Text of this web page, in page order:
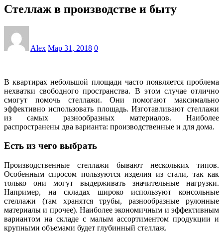
Стеллаж в производстве и быту
Alex Мар 31, 2018 0
В квартирах небольшой площади часто появляется проблема
нехватки свободного пространства. В этом случае отлично
смогут помочь стеллажи. Они помогают максимально
эффективно использовать площадь. Изготавливают стеллажи
из самых разнообразных материалов. Наиболее
распространены два варианта: производственные и для дома.
Есть из чего выбрать
Производственные стеллажи бывают нескольких типов.
Особенным спросом пользуются изделия из стали, так как
только они могут выдерживать значительные нагрузки.
Например, на складах широко используют консольные
стеллажи (там хранятся трубы, разнообразные рулонные
материалы и прочее). Наиболее экономичным и эффективным
вариантом на складе с малым ассортиментом продукции и
крупными объемами будет глубинный стеллаж.